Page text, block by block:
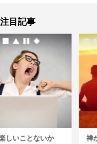
目記事
しいことないか
禅